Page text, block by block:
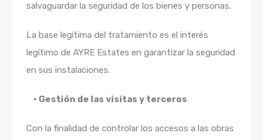
salvaguardar la seguridad de los bienes y personas.
La base legítima del tratamiento es el interés
legítimo de AYRE Estates en garantizar la seguridad
en sus instalaciones.
• Gestión de las visitas y terceros
Con la finalidad de controlar los accesos a las obras